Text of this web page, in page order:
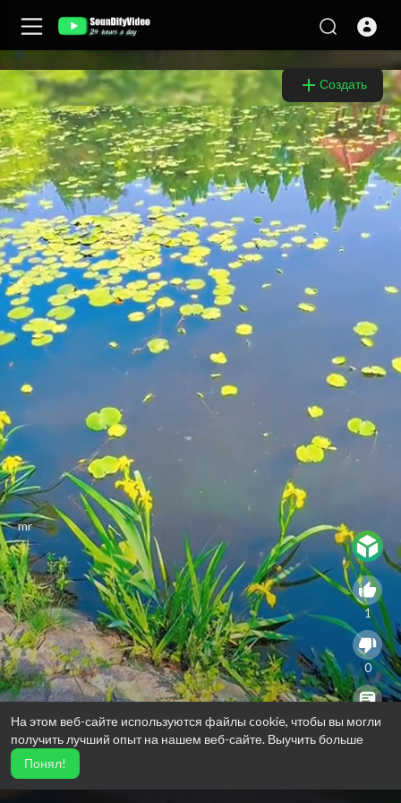
На этом веб-сайте используются файлы cookie, чтобы вы могли
получить лучший опыт на нашем веб-сайте. Выучить больше
Понял!
Создать
Video
Player
⁣mr
1
0
0